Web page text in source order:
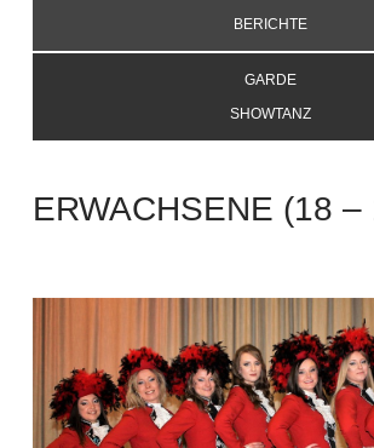
BERICHTE
GARDE
SHOWTANZ
ERWACHSENE (18 –